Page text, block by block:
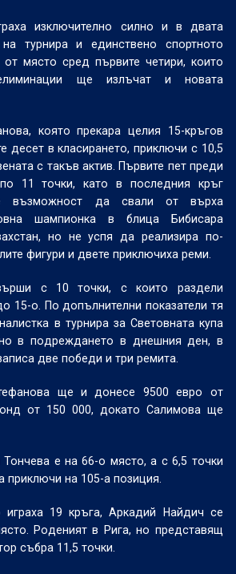
изключително силно и в двата
турнира и единствено спортното
място сред първите четири, които
ще излъчат и новата
която прекара целия 15-кръгов
десет в класирането, приключи с 10,5
с такъв актив. Първите пет преди
11 точки, като в последния кръг
възможност да свали от върха
шампионка в блица Бибисара
но не успя да реализира по-
фигури и двете приключиха реми.
с 10 точки, с които раздели
15-о. По допълнителни показатели тя
в турнира за Световната купа
в подреждането в днешния ден, в
две победи и три ремита.
ще и донесе 9500 евро от
от 150 000, докато Салимова ще
е на 66-о място, а с 6,5 точки
приключи на 105-а позиция.
19 кръга, Аркадий Найдич се
Роденият в Рига, но представящ
събра 11,5 точки.